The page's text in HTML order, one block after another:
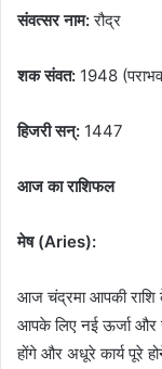
संवत्सर नाम:रौद्र
शक संवत: 1948
हिजरी सन्: 1447
आज का राशिफल
मेष (Aries):
आज चंद्रमा आपकी राशि
आपके लिए नई ऊर्जा और
होंगे और अधूरे कार्य पूरे